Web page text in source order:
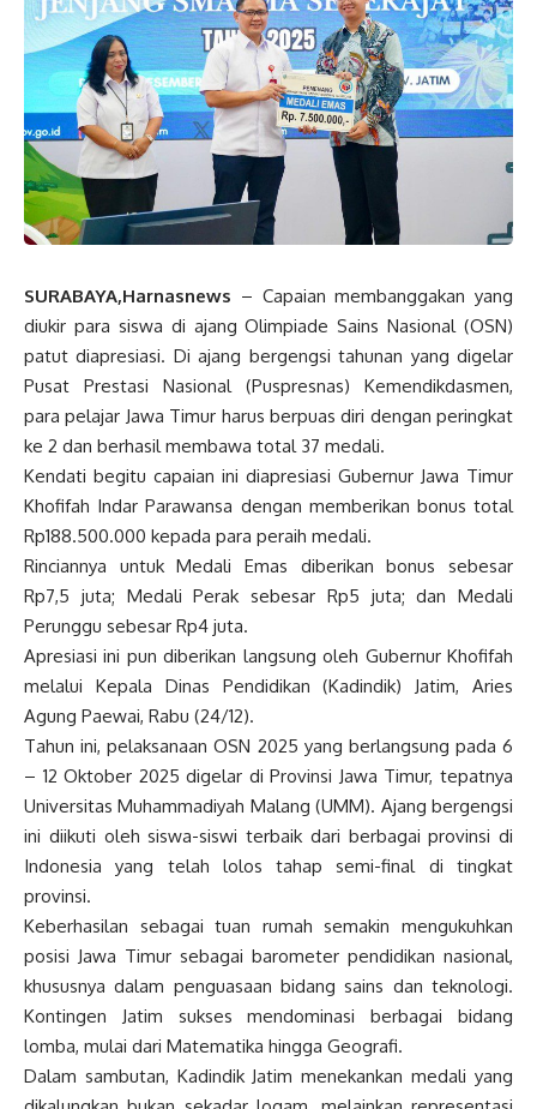
SURABAYA,Harnasnews – Capaian membanggakan yang
diukir para siswa di ajang Olimpiade Sains Nasional (OSN)
patut diapresiasi. Di ajang bergengsi tahunan yang digelar
Pusat Prestasi Nasional (Puspresnas) Kemendikdasmen,
para pelajar Jawa Timur harus berpuas diri dengan peringkat
ke 2 dan berhasil membawa total 37 medali.
Kendati begitu capaian ini diapresiasi Gubernur Jawa Timur
Khofifah Indar Parawansa dengan memberikan bonus total
Rp188.500.000 kepada para peraih medali.
Rinciannya untuk Medali Emas diberikan bonus sebesar
Rp7,5 juta; Medali Perak sebesar Rp5 juta; dan Medali
Perunggu sebesar Rp4 juta.
Apresiasi ini pun diberikan langsung oleh Gubernur Khofifah
melalui Kepala Dinas Pendidikan (Kadindik) Jatim, Aries
Agung Paewai, Rabu (24/12).
Tahun ini, pelaksanaan OSN 2025 yang berlangsung pada 6
– 12 Oktober 2025 digelar di Provinsi Jawa Timur, tepatnya
Universitas Muhammadiyah Malang (UMM). Ajang bergengsi
ini diikuti oleh siswa-siswi terbaik dari berbagai provinsi di
Indonesia yang telah lolos tahap semi-final di tingkat
provinsi.
Keberhasilan sebagai tuan rumah semakin mengukuhkan
posisi Jawa Timur sebagai barometer pendidikan nasional,
khususnya dalam penguasaan bidang sains dan teknologi.
Kontingen Jatim sukses mendominasi berbagai bidang
lomba, mulai dari Matematika hingga Geografi.
Dalam sambutan, Kadindik Jatim menekankan medali yang